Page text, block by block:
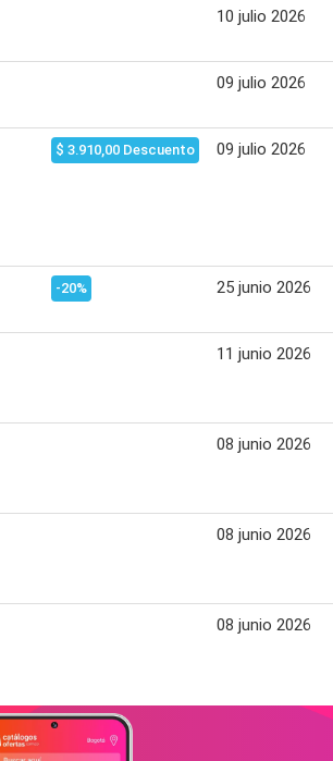
10 julio 2026
09 julio 2026
$ 3.910,00 Descuento 09 julio 2026
-20% 25 junio 2026
11 junio 2026
08 junio 2026
08 junio 2026
08 junio 2026